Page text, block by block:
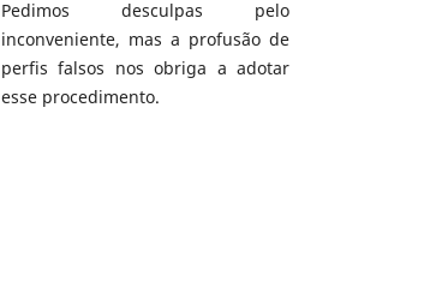
Pedimos desculpas pelo
inconveniente, mas a profusão de
perfis falsos nos obriga a adotar
esse procedimento.